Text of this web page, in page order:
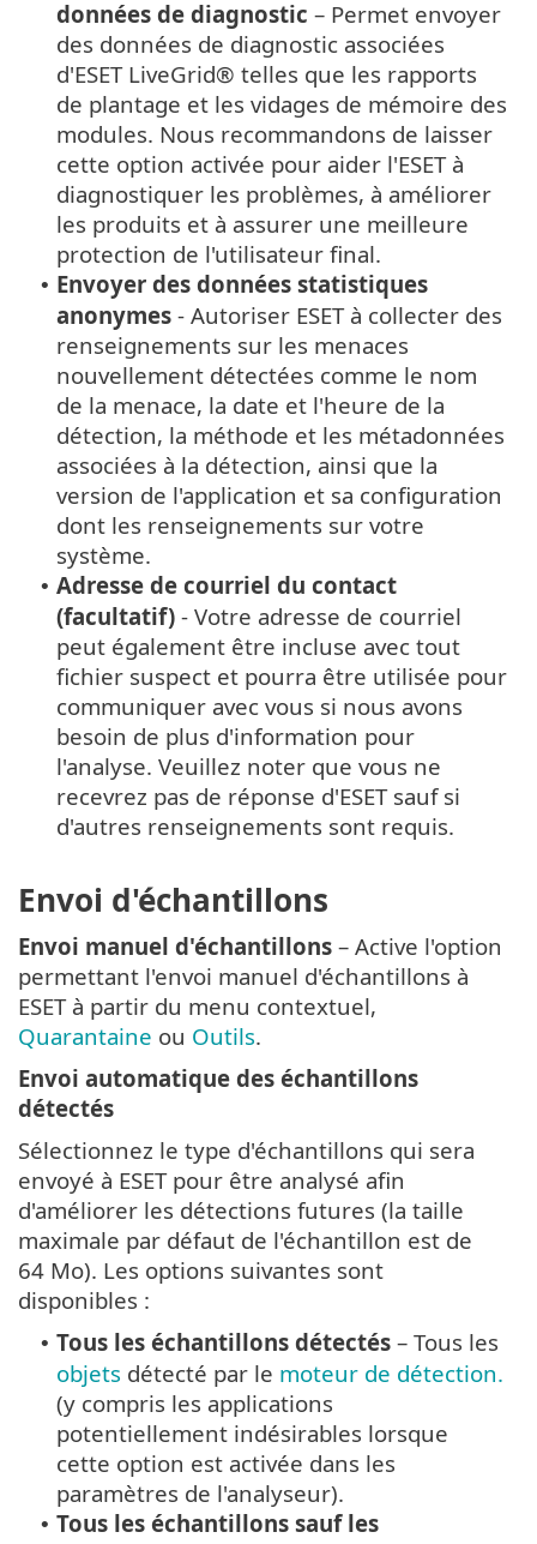
données de diagnostic – Permet envoyer
des données de diagnostic associées
d'ESET LiveGrid® telles que les rapports
de plantage et les vidages de mémoire des
modules. Nous recommandons de laisser
cette option activée pour aider l'ESET à
diagnostiquer les problèmes, à améliorer
les produits et à assurer une meilleure
protection de l'utilisateur final.
• Envoyer des données statistiques
anonymes - Autoriser ESET à collecter des
renseignements sur les menaces
nouvellement détectées comme le nom
de la menace, la date et l'heure de la
détection, la méthode et les métadonnées
associées à la détection, ainsi que la
version de l'application et sa configuration
dont les renseignements sur votre
système.
• Adresse de courriel du contact
(facultatif) - Votre adresse de courriel
peut également être incluse avec tout
fichier suspect et pourra être utilisée pour
communiquer avec vous si nous avons
besoin de plus d'information pour
l'analyse. Veuillez noter que vous ne
recevrez pas de réponse d'ESET sauf si
d'autres renseignements sont requis.
Envoi d'échantillons
Envoi manuel d'échantillons – Active l'option
permettant l'envoi manuel d'échantillons à
ESET à partir du menu contextuel,
Quarantaine ou Outils.
Envoi automatique des échantillons
détectés
Sélectionnez le type d'échantillons qui sera
envoyé à ESET pour être analysé afin
d'améliorer les détections futures (la taille
maximale par défaut de l'échantillon est de
64 Mo). Les options suivantes sont
disponibles :
• Tous les échantillons détectés – Tous les
objets détecté par le moteur de détection.
(y compris les applications
potentiellement indésirables lorsque
cette option est activée dans les
paramètres de l'analyseur).
• Tous les échantillons sauf les